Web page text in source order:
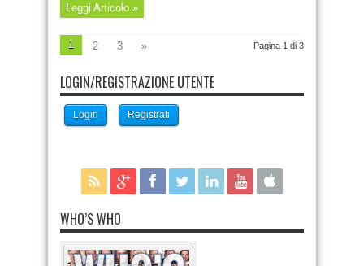
Leggi Articolo »
Pagina 1 di 3
1 2 3 »
LOGIN/REGISTRAZIONE UTENTE
Login Registrati
WHO’S WHO